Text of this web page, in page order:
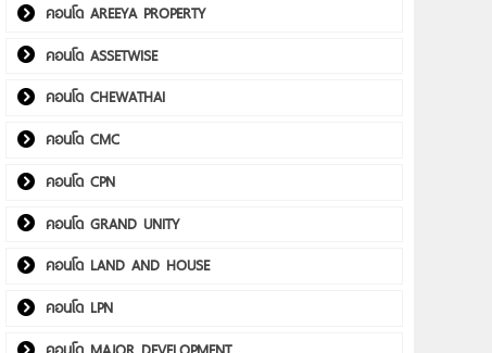
คอนโด AREEYA PROPERTY
คอนโด ASSETWISE
คอนโด CHEWATHAI
คอนโด CMC
คอนโด CPN
คอนโด GRAND UNITY
คอนโด LAND AND HOUSE
คอนโด LPN